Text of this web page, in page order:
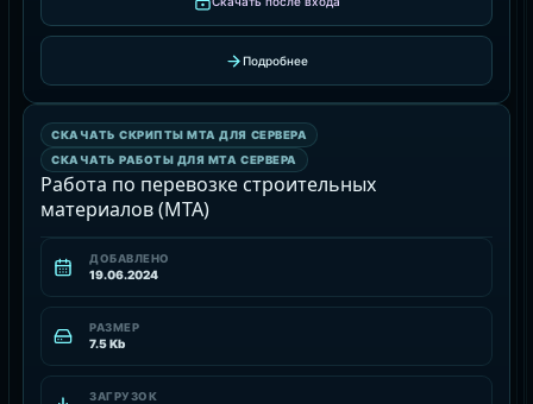
Подробнее
РЕСУРС
СКАЧАТЬ РАБОТЫ ДЛЯ MTA СЕРВЕРА
СКАЧАТЬ СКРИПТЫ MTA ДЛЯ СЕРВЕРА
СКАЧАТЬ РАБОТЫ ДЛЯ MTA СЕРВЕРА
Работа по перевозке строительных
материалов (MTA)
ДОБАВЛЕНО
19.06.2024
РАЗМЕР
7.5 Kb
ЗАГРУЗОК